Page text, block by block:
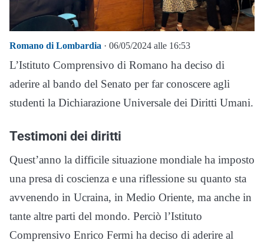
Romano di Lombardia · 06/05/2024 alle 16:53
L’Istituto Comprensivo di Romano ha deciso di
aderire al bando del Senato per far conoscere agli
studenti la Dichiarazione Universale dei Diritti Umani.
Testimoni dei diritti
Quest’anno la difficile situazione mondiale ha imposto
una presa di coscienza e una riflessione su quanto sta
avvenendo in Ucraina, in Medio Oriente, ma anche in
tante altre parti del mondo. Perciò l’Istituto
Comprensivo Enrico Fermi ha deciso di aderire al